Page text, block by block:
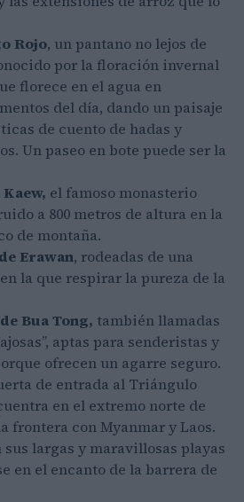
Rojo, un pantano no lejos de
por la floración invernal
florece en el agua en
del día, dando un paisaje
de cuento de hadas y
Un paseo en bote puede ser la
el famoso monasterio
a 800 metros de altura en la
de montaña.
Erawan, rodeadas de una
la que respirar la pureza de la
Bua Tong, también llamadas
aptas para senderistas y
ofrecen un agarre seguro.
de entrada al Triángulo
en el extremo norte de
frontera con Myanmar y Laos.
sus largas y maravillosas playas
en el encanto de la barrera de